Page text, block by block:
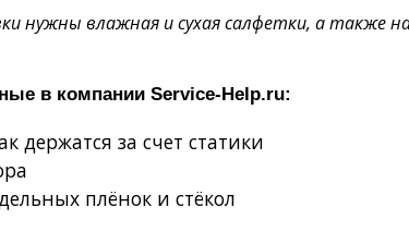
нужны влажная и сухая салфетки, а также
в компании Service-Help.ru:
держатся за счет статики
плёнок и стёкол